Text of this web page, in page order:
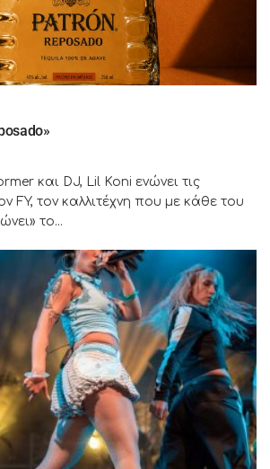
και DJ, Lil Koni ενώνει τις
FY, τον καλλιτέχνη που με κάθε του
το...